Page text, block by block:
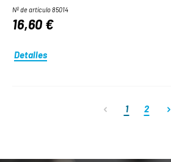
Nº de artículo 85014
16,60 €
Detalles
Página
1 Página
2